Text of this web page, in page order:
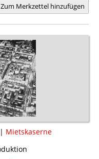
Zum Merkzettel hinzufügen
| Mietskaserne